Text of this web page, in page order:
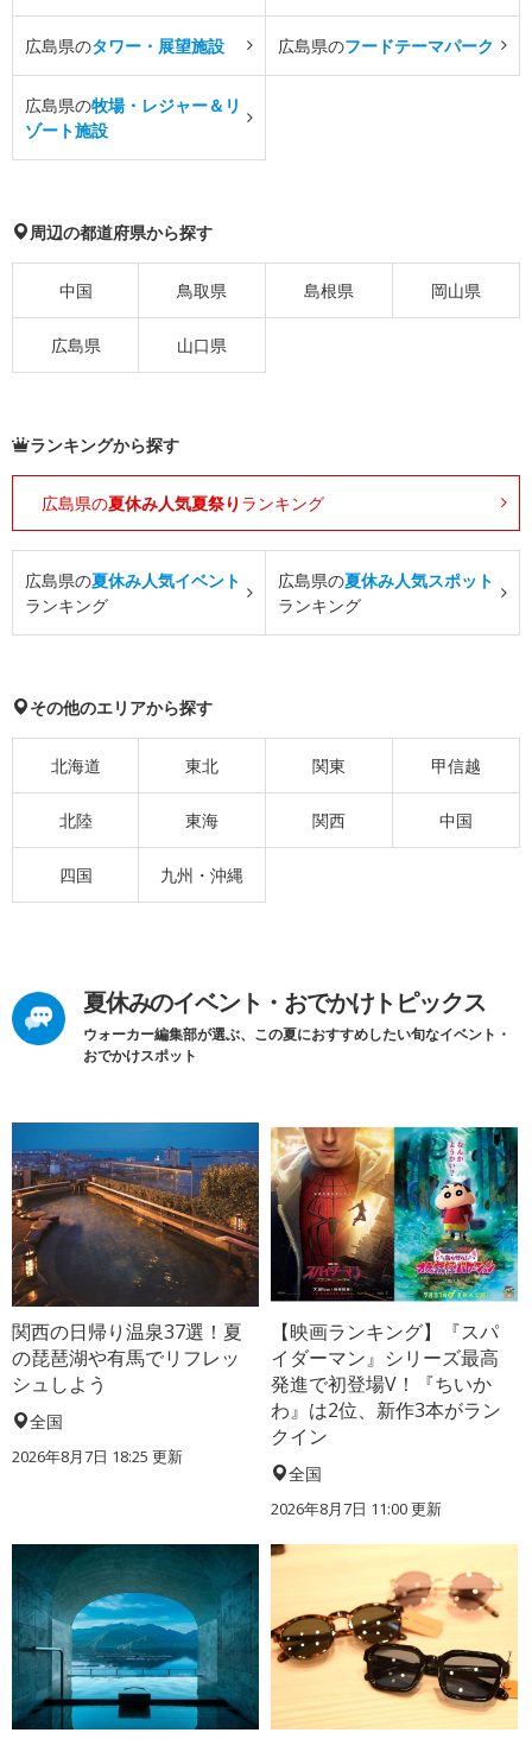
広島県のタワー・展望施設 広島県のフードテーマパーク
広島県の牧場・レジャー＆リ
ゾート施設
周辺の都道府県から探す
中国 鳥取県 島根県 岡山県
広島県 山口県
ランキングから探す
広島県の夏休み人気夏祭り ランキング
広島県の夏休み人気イベント
ランキング
広島県の夏休み人気スポット
ランキング
その他のエリアから探す
北海道 東北 関東 甲信越
北陸 東海 関西 中国
四国 九州・沖縄
夏休みのイベント・おでかけトピックス
ウォーカー編集部が選ぶ、この夏におすすめしたい旬なイベント・
おでかけスポット
関西の日帰り温泉37選！夏
の琵琶湖や有馬でリフレッ
シュしよう
全国
2026年8月7日 18:25 更新
【映画ランキング】『スパ
イダーマン』シリーズ最高
発進で初登場V！『ちいか
わ』は2位、新作3本がラン
クイン
全国
2026年8月7日 11:00更新